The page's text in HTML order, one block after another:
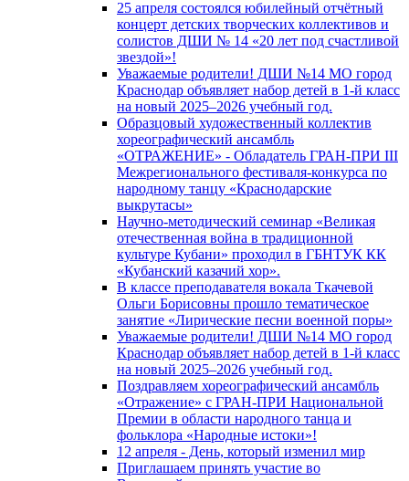
25 апреля состоялся юбилейный отчётный
концерт детских творческих коллективов и
солистов ДШИ № 14 «20 лет под счастливой
звездой»!
Уважаемые родители! ДШИ №14 МО город
Краснодар объявляет набор детей в 1-й класс
на новый 2025–2026 учебный год.
Образцовый художественный коллектив
хореографический ансамбль
«ОТРАЖЕНИЕ» - Обладатель ГРАН-ПРИ III
Межрегионального фестиваля-конкурса по
народному танцу «Краснодарские
выкрутасы»
Научно-методический семинар «Великая
отечественная война в традиционной
культуре Кубани» проходил в ГБНТУК КК
«Кубанский казачий хор».
В классе преподавателя вокала Ткачевой
Ольги Борисовны прошло тематическое
занятие «Лирические песни военной поры»
Уважаемые родители! ДШИ №14 МО город
Краснодар объявляет набор детей в 1-й класс
на новый 2025–2026 учебный год.
Поздравляем хореографический ансамбль
«Отражение» с ГРАН-ПРИ Национальной
Премии в области народного танца и
фольклора «Народные истоки»!
12 апреля - День, который изменил мир
Приглашаем принять участие во